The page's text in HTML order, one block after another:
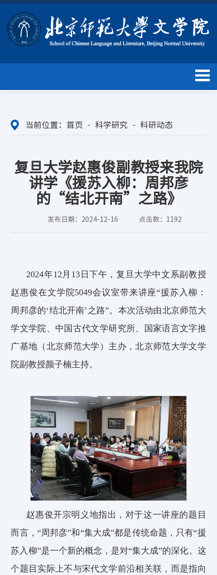
当前位置： 首页 科学研究 科研动态
复旦大学赵惠俊副教授来我院
讲学《援苏入柳：周邦彦
的“结北开南”之路》
发布日期：2024-12-16 点击数： 1192
2024年12月13日下午，复旦大学中文系副教授
赵惠俊在文学院5049会议室带来讲座“援苏入柳：
周邦彦的‘结北开南’之路”。本次活动由北京师范大
学文学院、中国古代文学研究所、
国家语言文字推
广基地（北京师范大学） 主办，北京师范大学文学
院副教授颜子楠主持。
赵惠俊开宗明义地指出，对于这一讲座的题目
而言，“周邦彦”和“集大成”都是传统命题，只有“援
苏入柳”是一个新的概念，是对“集大成”的深化。这
个题目实际上不与宋代文学前沿相关联，而是指向